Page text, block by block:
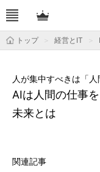
トップ 経営とIT
AIは人間の仕事
未来とは
人が集中すべきは「人
関連記事